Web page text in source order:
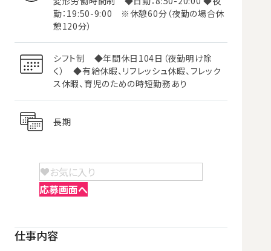
勤：19:50-9:00 ※休憩60分（夜勤の場合休
憩120分）
シフト制 ◆年間休日104日（夜勤明け除
く） ◆有給休暇、リフレッシュ休暇、フレック
ス休暇、育児のための時短勤務あり
長期
お気に入り
応募画面へ
仕事内容